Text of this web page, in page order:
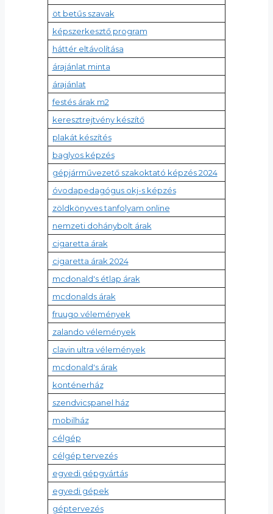
öt betűs szavak
képszerkesztő program
háttér eltávolítása
árajánlat minta
árajánlat
festés árak m2
keresztrejtvény készítő
plakát készítés
baglyos képzés
gépjárművezető szakoktató képzés 2024
óvodapedagógus okj-s képzés
zöldkönyves tanfolyam online
nemzeti dohánybolt árak
cigaretta árak
cigaretta árak 2024
mcdonald's étlap árak
mcdonalds árak
fruugo vélemények
zalando vélemények
clavin ultra vélemények
mcdonald's árak
konténerház
szendvicspanel ház
mobilház
célgép
célgép tervezés
egyedi gépgyártás
egyedi gépek
géptervezés